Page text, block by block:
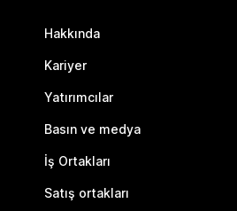
Hakkında
Kariyer
Yatırımcılar
Basın ve medya
İş Ortakları
Satış ortakları